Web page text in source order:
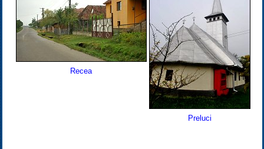
Recea
Preluci